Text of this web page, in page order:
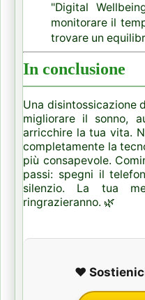
"Digital
monitorare il
trovare un
In conclusione
Una disintossicazione
migliorare il sonno,
arricchire la tua vita.
completamente la
più consapevole.
passi: spegni il
silenzio. La tua
ringrazieranno. 🌿
❤️